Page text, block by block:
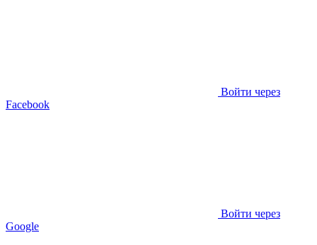
Войти через
Facebook
Войти через
Google